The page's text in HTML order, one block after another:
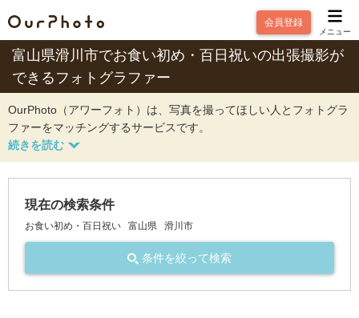
会員登録
メニュー
富山県滑川市でお食い初め・百日祝いの出張撮影が
できるフォトグラファー
OurPhoto（アワーフォト）は、写真を撮ってほしい人とフォトグラ
ファーをマッチングするサービスです。
現在の検索条件
お食い初め・百日祝い 富山県 滑川市
条件を絞って検索